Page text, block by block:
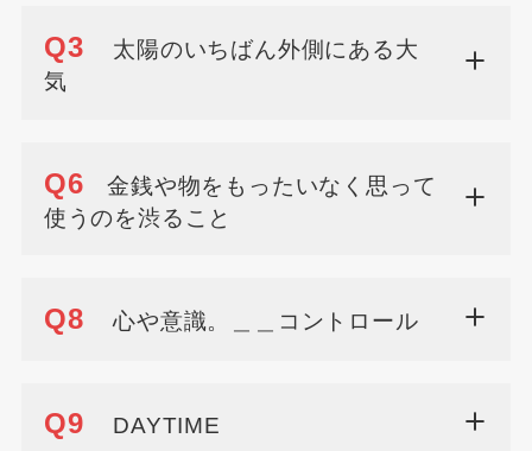
Q3
太陽のいちばん外側にある大
気
Q6 金銭や物をもったいなく思って
使うのを渋ること
Q8 心や意識。＿＿コントロール
Q9 DAYTIME